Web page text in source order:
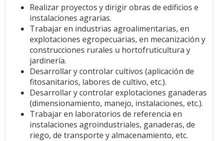
Realizar proyectos y dirigir obras de edificios e
instalaciones agrarias.
Trabajar en industrias agroalimentarias, en
explotaciones egropecuarias, en mecanización y
construcciones rurales u hortofruticultura y
jardinería.
Desarrollar y controlar cultivos (aplicación de
fitosanitarios, labores de cultivo, etc.).
Desarrollar y controlar explotaciones ganaderas
(dimensionamiento, manejo, instalaciones, etc.).
Trabajar en laboratorios de referencia en
instalaciones agroindustriales, ganaderas, de
riego, de transporte y almacenamiento, etc.